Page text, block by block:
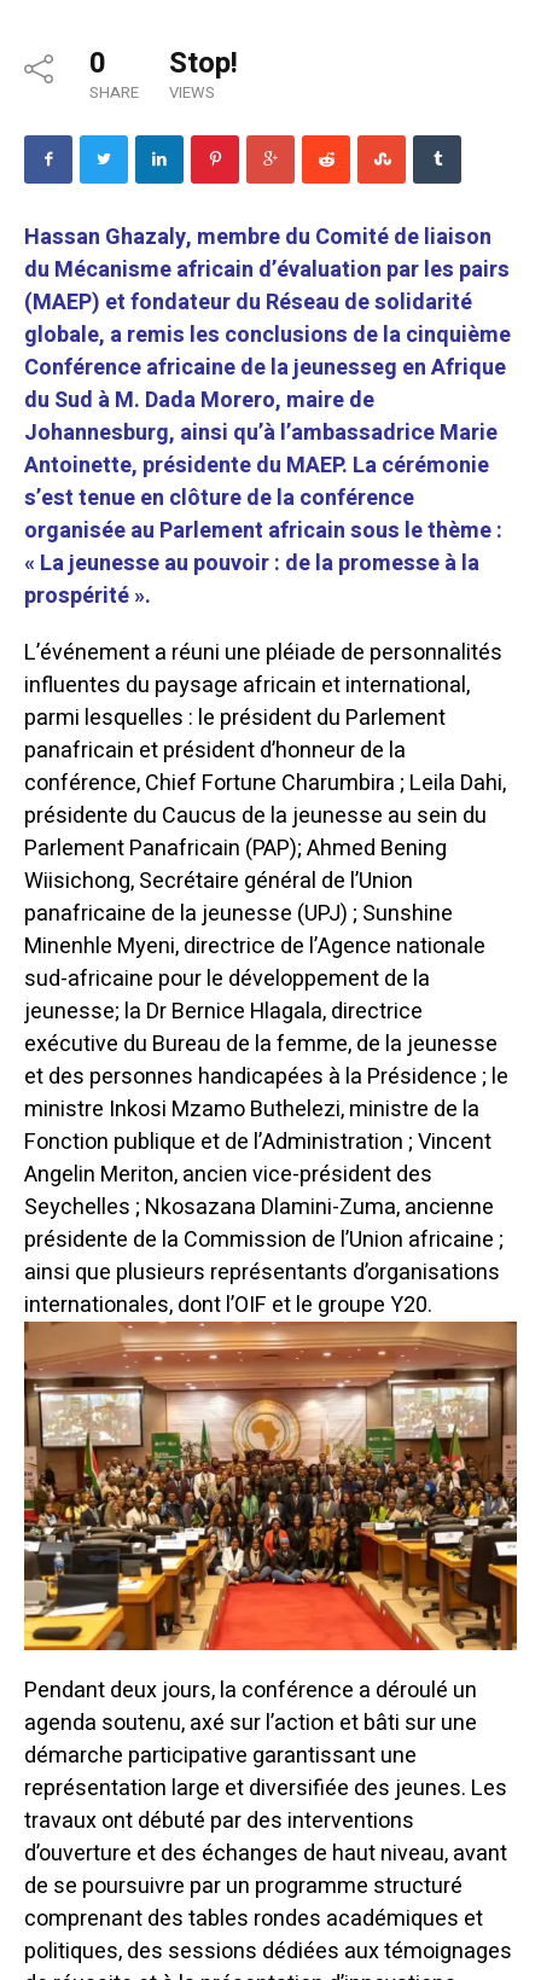
0
SHARE
Stop!
VIEWS
Hassan Ghazaly, membre du Comité de liaison
du Mécanisme africain d’évaluation par les pairs
(MAEP) et fondateur du Réseau de solidarité
globale, a remis les conclusions de la cinquième
Conférence africaine de la jeunesseg en Afrique
du Sud à M. Dada Morero, maire de
Johannesburg, ainsi qu’à l’ambassadrice Marie
Antoinette, présidente du MAEP. La cérémonie
s’est tenue en clôture de la conférence
organisée au Parlement africain sous le thème :
« La jeunesse au pouvoir : de la promesse à la
prospérité ».
L’événement a réuni une pléiade de personnalités
influentes du paysage africain et international,
parmi lesquelles : le président du Parlement
panafricain et président d’honneur de la
conférence, Chief Fortune Charumbira ; Leila Dahi,
présidente du Caucus de la jeunesse au sein du
Parlement Panafricain (PAP); Ahmed Bening
Wiisichong, Secrétaire général de l’Union
panafricaine de la jeunesse (UPJ) ; Sunshine
Minenhle Myeni, directrice de l’Agence nationale
sud-africaine pour le développement de la
jeunesse; la Dr Bernice Hlagala, directrice
exécutive du Bureau de la femme, de la jeunesse
et des personnes handicapées à la Présidence ; le
ministre Inkosi Mzamo Buthelezi, ministre de la
Fonction publique et de l’Administration ; Vincent
Angelin Meriton, ancien vice-président des
Seychelles ; Nkosazana Dlamini-Zuma, ancienne
présidente de la Commission de l’Union africaine ;
ainsi que plusieurs représentants d’organisations
internationales, dont l’OIF et le groupe Y20.
Pendant deux jours, la conférence a déroulé un
agenda soutenu, axé sur l’action et bâti sur une
démarche participative garantissant une
représentation large et diversifiée des jeunes. Les
travaux ont débuté par des interventions
d’ouverture et des échanges de haut niveau, avant
de se poursuivre par un programme structuré
comprenant des tables rondes académiques et
politiques, des sessions dédiées aux témoignages